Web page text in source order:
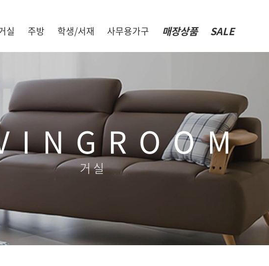
실 주방 학생/서재 사무용가구 매장상품 SALE
거실